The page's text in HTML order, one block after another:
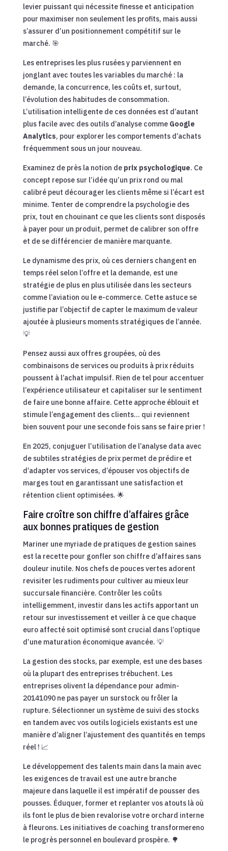
levier puissant qui nécessite finesse et anticipation
pour maximiser non seulement les profits, mais aussi
s’assurer d’un positionnement compétitif sur le
marché. 🎯
Les entreprises les plus rusées y parviennent en
jonglant avec toutes les variables du marché : la
demande, la concurrence, les coûts et, surtout,
l’évolution des habitudes de consommation.
L’utilisation intelligente de ces données est d’autant
plus facile avec des outils d’analyse comme Google
Analytics, pour explorer les comportements d’achats
fréquemment sous un jour nouveau.
Examinez de près la notion de prix psychologique. Ce
concept repose sur l’idée qu’un prix rond ou mal
calibré peut décourager les clients même si l’écart est
minime. Tenter de comprendre la psychologie des
prix, tout en chouinant ce que les clients sont disposés
à payer pour un produit, permet de calibrer son offre
et de se différencier de manière marquante.
Le dynamisme des prix, où ces derniers changent en
temps réel selon l’offre et la demande, est une
stratégie de plus en plus utilisée dans les secteurs
comme l’aviation ou le e-commerce. Cette astuce se
justifie par l’objectif de capter le maximum de valeur
ajoutée à plusieurs moments stratégiques de l’année.
💡
Pensez aussi aux offres groupées, où des
combinaisons de services ou produits à prix réduits
poussent à l’achat impulsif. Rien de tel pour accentuer
l’expérience utilisateur et capitaliser sur le sentiment
de faire une bonne affaire. Cette approche éblouit et
stimule l’engagement des clients… qui reviennent
bien souvent pour une seconde fois sans se faire prier !
En 2025, conjuguer l’utilisation de l’analyse data avec
de subtiles stratégies de prix permet de prédire et
d’adapter vos services, d’épouser vos objectifs de
marges tout en garantissant une satisfaction et
rétention client optimisées. 🌟
Faire croître son chiffre d’affaires grâce
aux bonnes pratiques de gestion
Mariner une myriade de pratiques de gestion saines
est la recette pour gonfler son chiffre d’affaires sans
douleur inutile. Nos chefs de pouces vertes adorent
revisiter les rudiments pour cultiver au mieux leur
succursale financière. Contrôler les coûts
intelligemment, investir dans les actifs apportant un
retour sur investissement et veiller à ce que chaque
euro affecté soit optimisé sont crucial dans l’optique
d’une maturation économique avancée. 💡
La gestion des stocks, par exemple, est une des bases
où la plupart des entreprises trébuchent. Les
entreprises olivent la dépendance pour admin-
20141090 ne pas payer un surstock ou frôler la
rupture. Sélectionner un système de suivi des stocks
en tandem avec vos outils logiciels existants est une
manière d’aligner l’ajustement des quantités en temps
réel ! 📈
Le développement des talents main dans la main avec
les exigences de travail est une autre branche
majeure dans laquelle il est impératif de pousser des
pousses. Éduquer, former et replanter vos atouts là où
ils font le plus de bien revalorise votre orchard interne
à fleurons. Les initiatives de coaching transformereno
le progrès personnel en boulevard prospère. 🌳